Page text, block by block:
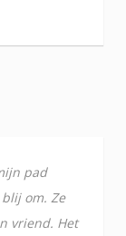
pad
om. Ze
vriend. Het